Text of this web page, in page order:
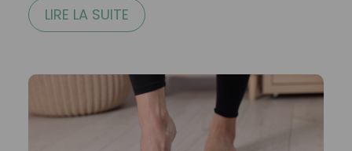
LIRE LA SUITE